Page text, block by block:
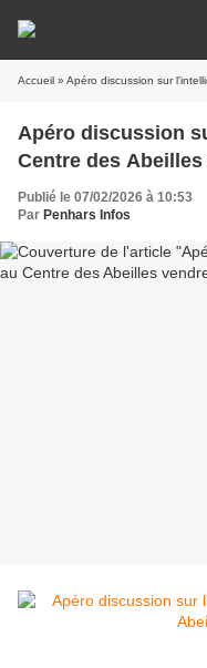
Accueil » Apéro discussion sur
Apéro discussion
Centre des
Publié le 07/02/2026 à 10:53
Par Penhars Infos